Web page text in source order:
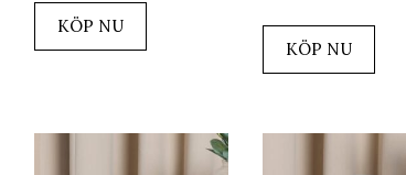
KÖP NU
KÖP NU